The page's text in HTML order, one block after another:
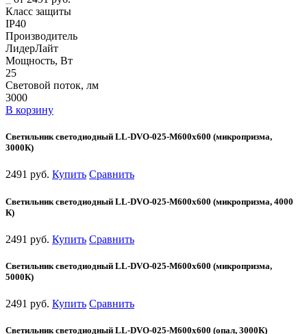
Класс защиты
IP40
Производитель
ЛидерЛайт
Мощность, Вт
25
Световой поток, лм
3000
В корзину
Светильник светодиодный LL-DVO-025-M600x600 (микропризма,
3000К)
2491 руб. Купить Сравнить
Светильник светодиодный LL-DVO-025-M600x600 (микропризма, 4000
К)
2491 руб. Купить Сравнить
Светильник светодиодный LL-DVO-025-M600x600 (микропризма,
5000К)
2491 руб. Купить Сравнить
Светильник светодиодный LL-DVO-025-M600x600 (опал, 3000К)